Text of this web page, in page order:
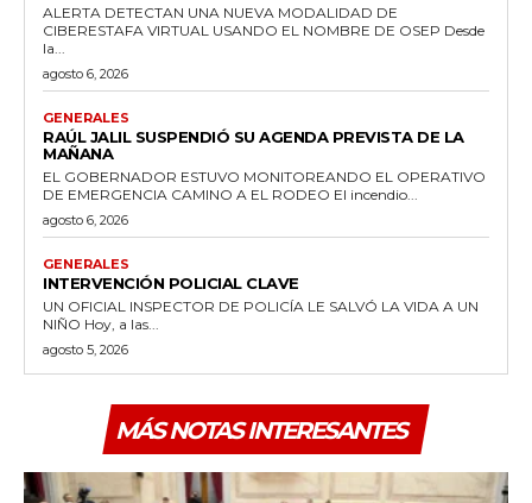
ALERTA DETECTAN UNA NUEVA MODALIDAD DE
CIBERESTAFA VIRTUAL USANDO EL NOMBRE DE OSEP Desde
la...
agosto 6, 2026
GENERALES
RAÚL JALIL SUSPENDIÓ SU AGENDA PREVISTA DE LA
MAÑANA
EL GOBERNADOR ESTUVO MONITOREANDO EL OPERATIVO
DE EMERGENCIA CAMINO A EL RODEO El incendio...
agosto 6, 2026
GENERALES
INTERVENCIÓN POLICIAL CLAVE
UN OFICIAL INSPECTOR DE POLICÍA LE SALVÓ LA VIDA A UN
NIÑO Hoy, a las...
agosto 5, 2026
MÁS NOTAS INTERESANTES